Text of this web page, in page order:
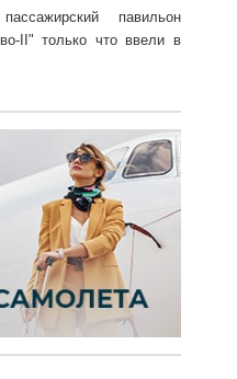
павильон
II" только что ввели в